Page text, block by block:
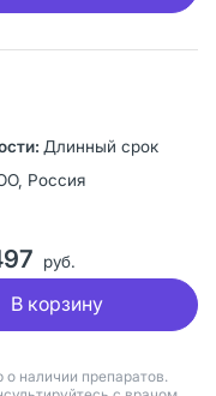
Длинный срок
Россия
руб.
В корзину
наличии препаратов.